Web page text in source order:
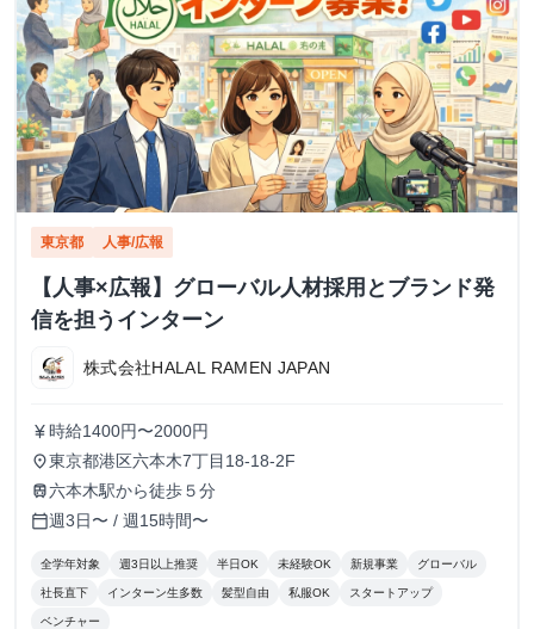
東京都 人事/広報
【人事×広報】グローバル人材採用とブランド発
信を担うインターン
株式会社HALAL RAMEN JAPAN
currency_yen 時給1400円〜2000円
place東京都港区六本木7丁目18-18-2F
train六本木駅から徒歩５分
calendar_today週3日〜 / 週15時間〜
全学年対象 週3日以上推奨 半日OK 未経験OK 新規事業 グローバル
社長直下 インターン生多数 髪型自由 私服OK スタートアップ
ベンチャー